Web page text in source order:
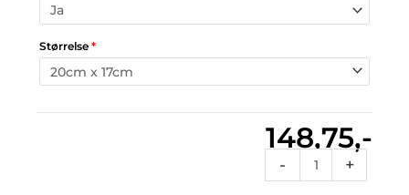
Størrelse *
148,75,-
-
75
+